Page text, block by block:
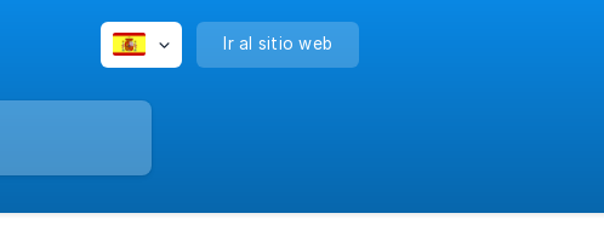
Ir al sitio web